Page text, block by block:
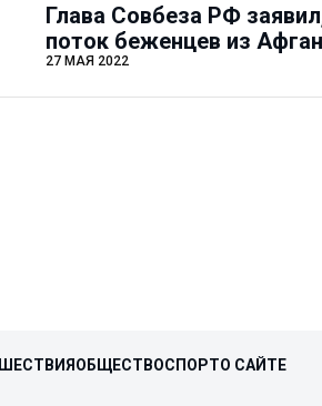
Глава Совбеза РФ
поток беженцев из
27 МАЯ 2022
ОБЩЕСТВОСПОРТО САЙТЕ